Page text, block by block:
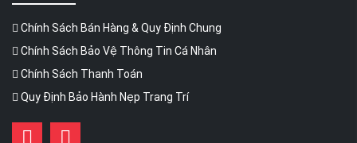
Chính Sách Bán Hàng & Quy Định Chung
Chính Sách Bảo Vệ Thông Tin Cá Nhân
Chính Sách Thanh Toán
Quy Định Bảo Hành Nẹp Trang Trí